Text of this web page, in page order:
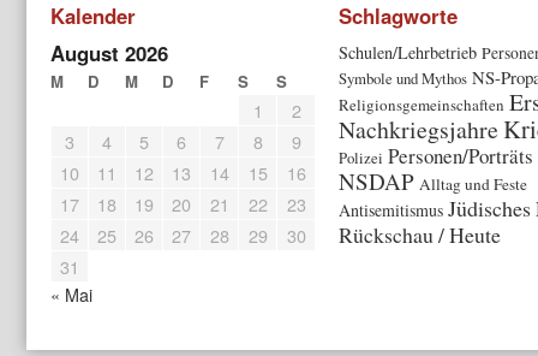
Kalender
August 2026
M D M D F S S
« Mai
1
2
3
4 5 6 7 8
9
10
11 12 13 14 15
16
17
18 19 20 21 22
23
24
25 26 27 28 29
30
31
Schlagworte
Schulen/Lehrbetrieb
Symbole und Mythos NS-
Religionsgemeinschaften
Nachkriegsjahre
Polizei Personen/Porträts
NSDAP Alltag und Feste
Antisemitismus Jüdisches
Rückschau / Heute